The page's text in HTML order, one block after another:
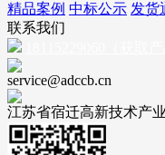
精品案例 中标公示 发货
联系我们
service@adccb.cn
江苏省宿迁高新技术产